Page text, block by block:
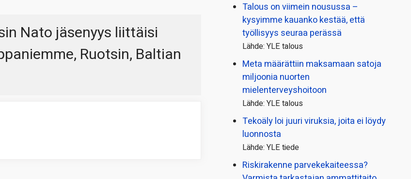
Nato jäsenyys liittäisi
Ruotsin, Baltian
Talous on viimein nousussa –
kysyimme kauanko kestää, että
työllisyys seuraa perässä
Lähde: YLE talous
Meta määrättiin maksamaan satoja
miljoonia nuorten
mielenterveyshoitoon
Lähde: YLE talous
Tekoäly loi juuri viruksia, joita ei löydy
luonnosta
Lähde: YLE tiede
Riskirakenne parvekekaiteessa?